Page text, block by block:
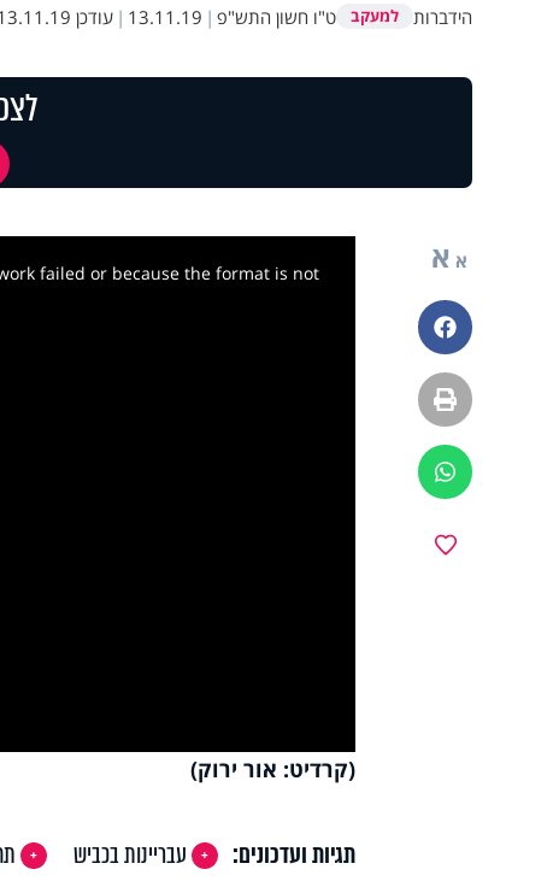
הידברות למעקב ט"ו חשון התש"פ |
13.11.19
| עודכן 21:35
א א
פייסבוק
הדפסה
ווטסאפ
failed or because the format is not
(קרדיט: אור ירוק)
תגיות ועדכונים: עבריינות בכביש